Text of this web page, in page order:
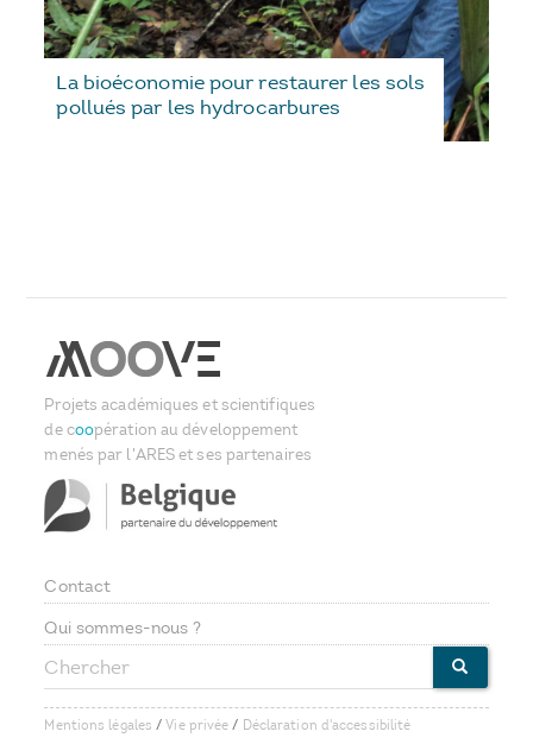
La bioéconomie pour restaurer les sols
pollués par les hydrocarbures
Projets académiques et scientifiques
de coopération au développement
menés par l'ARES et ses partenaires
Footer
menu
Contact
Qui sommes-nous ?
Chercher
Mentions légales / Vie privée / Déclaration d'accessibilité